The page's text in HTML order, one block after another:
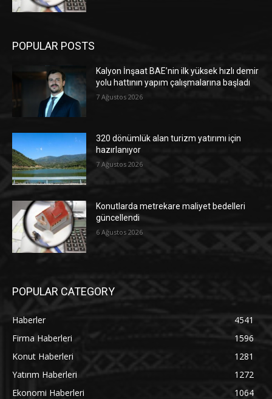
POPULAR POSTS
Kalyon İnşaat BAE’nin ilk yüksek hızlı demir
yolu hattının yapım çalışmalarına başladı
7 Ağustos 2026
320 dönümlük alan turizm yatırımı için
hazırlanıyor
7 Ağustos 2026
Konutlarda metrekare maliyet bedelleri
güncellendi
6 Ağustos 2026
POPULAR CATEGORY
Haberler
4541
Firma Haberleri
1596
Konut Haberleri
1281
Yatırım Haberleri
1272
Ekonomi Haberleri
1064